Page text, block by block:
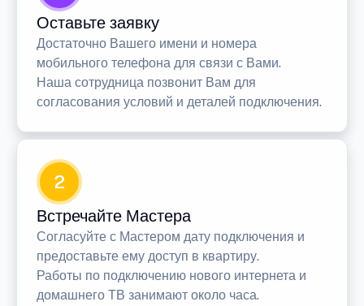
Оставьте заявку
Достаточно Вашего имени и номера
мобильного телефона для связи с Вами.
Наша сотрудница позвонит Вам для
согласования условий и деталей подключения.
2
Встречайте Мастера
Согласуйте с Мастером дату подключения и
предоставьте ему доступ в квартиру.
Работы по подключению нового интернета и
домашнего ТВ занимают около часа.